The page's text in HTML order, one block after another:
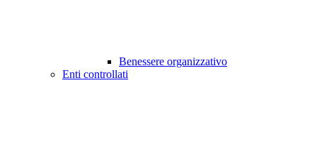
Benessere organizzativo
Enti controllati